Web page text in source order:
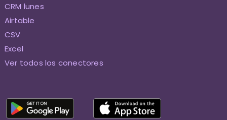
CRM lunes
Airtable
CSV
Excel
Ver todos los conectores